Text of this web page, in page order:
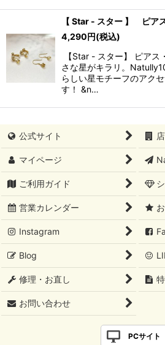
【 Star - スター 】 ピア
4,290円(税込)
【Star - スター】 ピア
さな星がキラリ。
らしい星モチーフのアク
す！ &n…
公式サイト
マイページ
ご利用ガイド
営業カレンダー
Instagram
Blog
修理・お直し
お問い合わせ
PCサイト